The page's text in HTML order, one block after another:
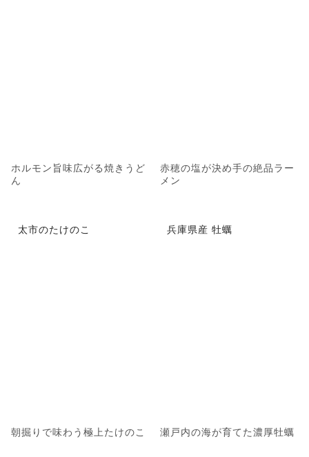
ホルモン旨味広がる焼きうど
ん
赤穂の塩が決め手の絶品ラー
メン
太市のたけのこ
朝掘りで味わう極上たけのこ
兵庫県産 牡蠣
瀬戸内の海が育てた濃厚牡蠣